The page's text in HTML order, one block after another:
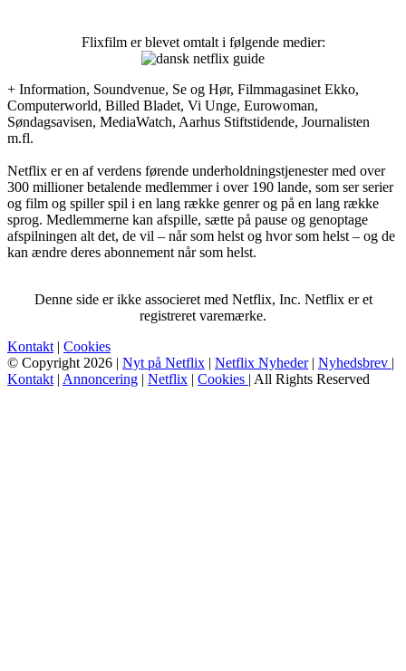
Flixfilm er blevet omtalt i følgende medier:
+ Information, Soundvenue, Se og Hør, Filmmagasinet Ekko,
Computerworld, Billed Bladet, Vi Unge, Eurowoman,
Søndagsavisen, MediaWatch, Aarhus Stiftstidende, Journalisten
m.fl.
Netflix er en af verdens førende underholdningstjenester med over
300 millioner betalende medlemmer i over 190 lande, som ser serier
og film og spiller spil i en lang række genrer og på en lang række
sprog. Medlemmerne kan afspille, sætte på pause og genoptage
afspilningen alt det, de vil – når som helst og hvor som helst – og de
kan ændre deres abonnement når som helst.
Denne side er ikke associeret med Netflix, Inc. Netflix er et
registreret varemærke.
Kontakt | Cookies
© Copyright 2026 | Nyt på Netflix | Netflix Nyheder| Nyhedsbrev |
Kontakt | Annoncering | Netflix | Cookies | All Rights Reserved